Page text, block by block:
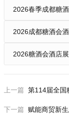
山西志华国振
西安海跃食品
北京嘉和信茂
南阳市日月星
南京沣茂供应
2026春季成都糖
2026成都糖酒会
2026糖酒会酒店展
上一篇 第114届全国
下一篇 赋能商贸新